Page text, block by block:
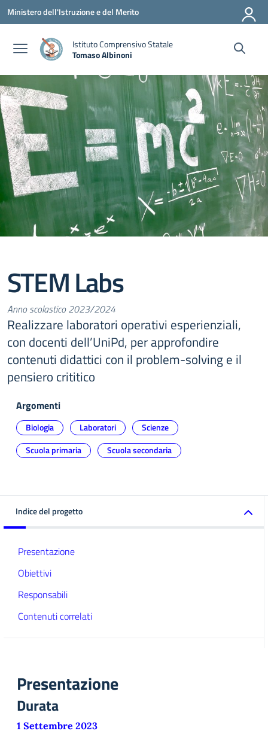
Vai ai contenuti
Vai al menu di navigazione
Vai al footer
Ministero dell'Istruzione e del Merito
Istituto Comprensivo Statale
Tomaso Albinoni
STEM Labs
Anno scolastico 2023/2024
Realizzare laboratori operativi esperienziali,
con docenti dell’UniPd, per approfondire
contenuti didattici con il problem-solving e il
pensiero crititico
Argomenti
Biologia Laboratori
Scienze
Scuola primaria
Scuola secondaria
Indice del progetto
Presentazione
Obiettivi
Responsabili
Contenuti correlati
Presentazione
Durata
1 Settembre 2023